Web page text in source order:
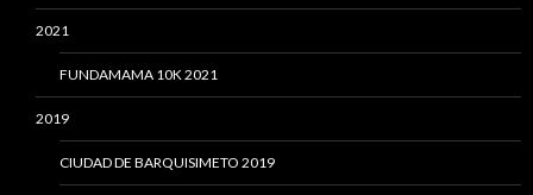
2021
FUNDAMAMA 10K 2021
2019
CIUDAD DE BARQUISIMETO 2019